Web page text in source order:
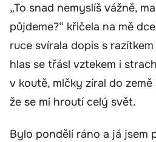
„To snad nemyslíš vážně,
půjdeme?“ křičela na mě
ruce svírala dopis s
hlas se třásl vztekem i
v koutě, mlčky zíral do
že se mi hroutí celý svět.
Bylo pondělí ráno a já jsem